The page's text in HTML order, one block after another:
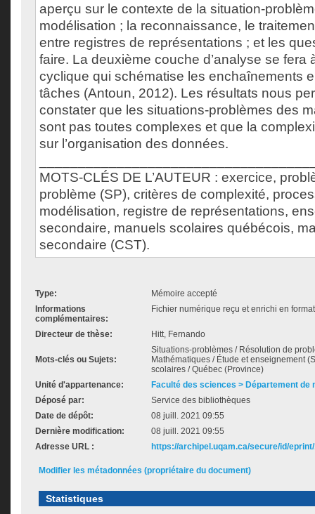
aperçu sur le contexte de la situation-
modélisation ; la reconnaissance, le
entre registres de représentations ; et les
faire. La deuxième couche d’analyse se fera
cyclique qui schématise les enchaînements
tâches (Antoun, 2012). Les résultats nous
constater que les situations-problèmes des
sont pas toutes complexes et que la
sur l’organisation des données.
MOTS-CLÉS DE L’AUTEUR : exercice,
problème (SP), critères de complexité,
modélisation, registre de représentations,
secondaire, manuels scolaires québécois,
secondaire (CST).
Type:
Mémoire accepté
Informations
complémentaires:
Fichier numérique reçu et enrichi en
Directeur de thèse: Hitt, Fernando
Mots-clés ou Sujets:
Situations-problèmes / Résolution de
Mathématiques / Étude et enseignement
scolaires / Québec (Province)
Unité d'appartenance:
Faculté des sciences > Département de
Déposé par:
Service des bibliothèques
Date de dépôt:
08 juill. 2021 09:55
Dernière modification:
08 juill. 2021 09:55
Adresse URL :
https://archipel.uqam.ca/secure/id/
Modifier les métadonnées (propriétaire du document)
Statistiques